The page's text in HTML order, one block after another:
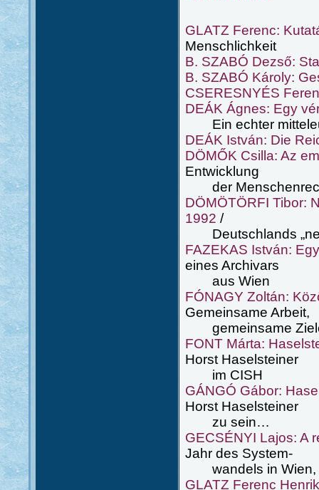
GLATZ Ferenc:
Menschlichkeit
B. SZABÓ Dezső:
B. SZABÓ Károly:
CSERESNYÉS
DEÁK Ágnes: Egy
Ein echter
DEÁK István: Die
DÖMŐK Csilla: Az
Entwicklung
der
DÖMÖTÖRFI Tibor:
1992 /
Deutschlands
FAZEKAS István:
eines Archivars
aus Wien
FÓNAGY Zoltán:
Gemeinsame Arbeit,
gemeinsame Ziele
FONT Márta:
Horst Haselsteiner
im CISH
GÁNGÓ Gábor:
Horst Haselsteiner
zu sein…
GECSÉNYI Lajos: A
Jahr des System-
wandels in Wien,
GLATZ Ferenc